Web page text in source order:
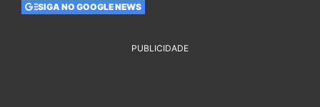
SIGA NO GOOGLE NEWS
PUBLICIDADE